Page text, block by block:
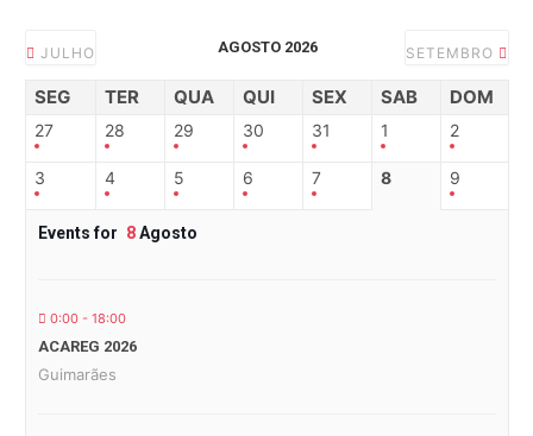
JULHO AGOSTO 2026 SETEMBRO
SEG TER QUA QUI SEX SAB DOM
27 28 29 30 31 1 2
3 4 5 6 7 8 9
Events for 8Agosto
0:00 - 18:00
ACAREG 2026
Guimarães